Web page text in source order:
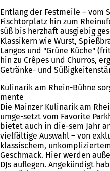
Entlang der Festmeile – vom
Fischtorplatz hin zum
süß bis herzhaft ausgiebig
Klassikern wie Wurst,
Langos und "Grüne Küche"
hin zu Crêpes und Churros,
Getränke- und
Kulinarik am Rhein-Bühne
mente
Die Mainzer Kulinarik am
umge-setzt vom Favorite
bietet auch in die-sem Jahr
vielfältige Auswahl – von
klassischem,
Geschmack. Hier werden
DJs auflegen. Angekündigt